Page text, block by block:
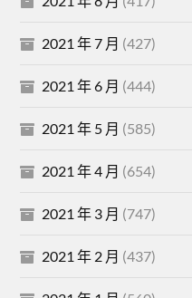
2021 年 7 月 (427)
2021 年 6 月 (444)
2021 年 5 月 (585)
2021 年 4 月 (654)
2021 年 3 月 (747)
2021 年 2 月 (437)